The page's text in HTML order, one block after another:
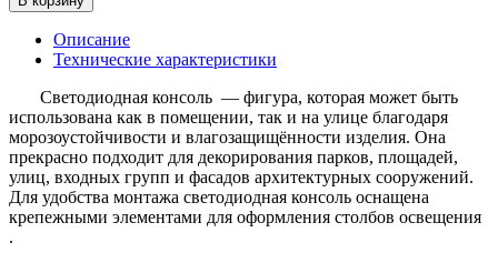
Описание
Технические характеристики
Светодиодная консоль — фигура, которая может быть
использована как в помещении, так и на улице благодаря
морозоустойчивости и влагозащищённости изделия. Она
прекрасно подходит для декорирования парков, площадей,
улиц, входных групп и фасадов архитектурных сооружений.
Для удобства монтажа светодиодная консоль оснащена
крепежными элементами для оформления столбов освещения
.